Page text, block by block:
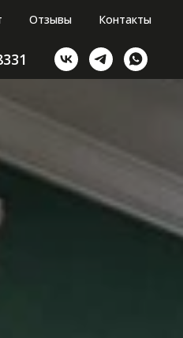
Отзывы Контакты